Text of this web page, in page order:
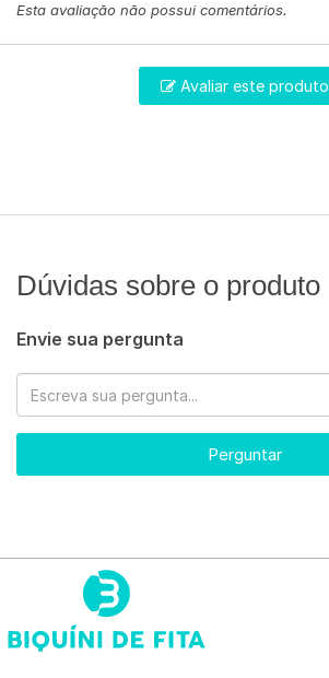
Esta avaliação não possui comentários.
Avaliar este produto
Dúvidas sobre o produto
Envie sua pergunta
Perguntar